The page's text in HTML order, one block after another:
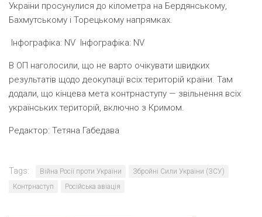
України просунулися до кілометра на Бердянському,
Бахмутському і Торецькому напрямках.
Інфографіка: NV Інфографіка: NV
В ОП наголосили, що не варто очікувати швидких
результатів щодо деокупації всіх територій країни. Там
додали, що кінцева мета контрнаступу — звільнення всіх
українських територій, включно з Кримом.
Редактор: Тетяна Габедава
Tags: Війна Росії проти України
Збройні Сили України (ЗСУ)
Контрнаступ
Російська авіація